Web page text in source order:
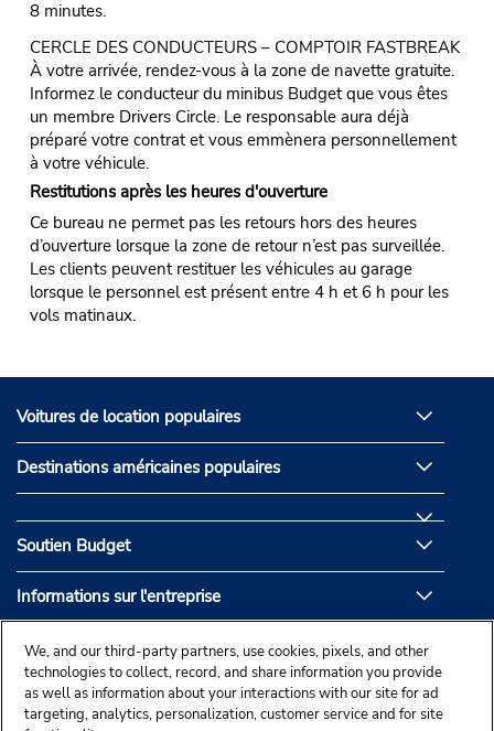
8 minutes.
CERCLE DES CONDUCTEURS – COMPTOIR FASTBREAK
À votre arrivée, rendez-vous à la zone de navette gratuite.
Informez le conducteur du minibus Budget que vous êtes
un membre Drivers Circle. Le responsable aura déjà
préparé votre contrat et vous emmènera personnellement
à votre véhicule.
Restitutions après les heures d'ouverture
Ce bureau ne permet pas les retours hors des heures
d’ouverture lorsque la zone de retour n’est pas surveillée.
Les clients peuvent restituer les véhicules au garage
lorsque le personnel est présent entre 4 h et 6 h pour les
vols matinaux.
Voitures de location populaires
Destinations américaines populaires
Soutien Budget
Informations sur l'entreprise
Partenaires de Budget
We, and our third-party partners, use cookies, pixels, and other
technologies to collect, record, and share information you provide
as well as information about your interactions with our site for ad
targeting, analytics, personalization, customer service and for site